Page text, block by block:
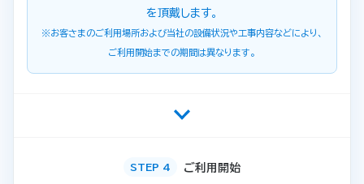
を頂戴します。
※お客さまのご利用場所および当社の設備状況や工事内容などにより、
ご利用開始までの期間は異なります。
STEP 4 ご利用開始